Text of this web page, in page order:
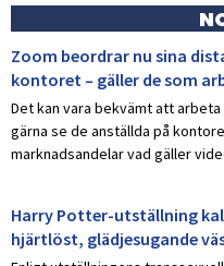
Zoom beordrar nu sina
kontoret – gäller de som
Det kan vara bekvämt att
gärna se de anställda på
marknadsandelar vad gäller
Harry Potter-utställning
hjärtlöst, glädjesugande